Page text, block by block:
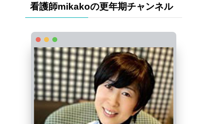
看護師mikakoの更年期チャンネル